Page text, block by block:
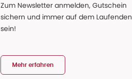
Zum Newsletter anmelden, Gutschein
sichern und immer auf dem Laufenden
sein!
Mehr erfahren